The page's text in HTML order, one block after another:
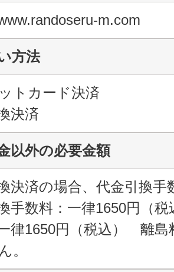
m.com
方法
トカード決済
決済
以外の必要金額
決済の場合、代金引換手
手数料：一律1650円（税
律1650円（税込） 離島
。